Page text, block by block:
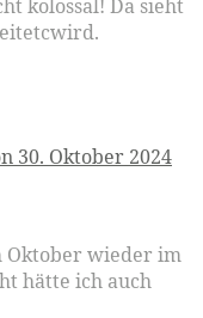
kolossal! Da sieht
30. Oktober 2024
Oktober wieder im
hätte ich auch